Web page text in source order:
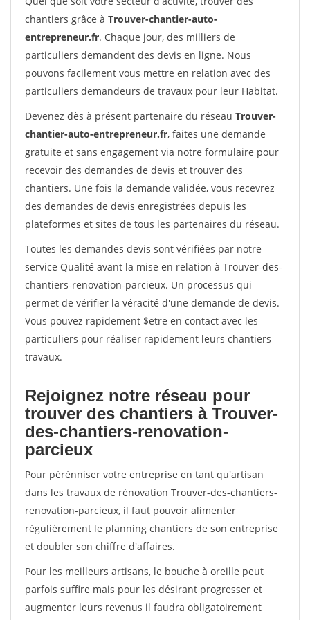
chantiers grâce à Trouver-chantier-auto-
entrepreneur.fr. Chaque jour, des milliers de
particuliers demandent des devis en ligne. Nous
pouvons facilement vous mettre en relation avec des
particuliers demandeurs de travaux pour leur Habitat.
Devenez dès à présent partenaire du réseau Trouver-
chantier-auto-entrepreneur.fr, faites une demande
gratuite et sans engagement via notre formulaire pour
recevoir des demandes de devis et trouver des
chantiers. Une fois la demande validée, vous recevrez
des demandes de devis enregistrées depuis les
plateformes et sites de tous les partenaires du réseau.
Toutes les demandes devis sont vérifiées par notre
service Qualité avant la mise en relation à Trouver-des-
chantiers-renovation-parcieux. Un processus qui
permet de vérifier la véracité d'une demande de devis.
Vous pouvez rapidement $etre en contact avec les
particuliers pour réaliser rapidement leurs chantiers
travaux.
Rejoignez notre réseau pour
trouver des chantiers à Trouver-
des-chantiers-renovation-
parcieux
Pour pérénniser votre entreprise en tant qu'artisan
dans les travaux de rénovation Trouver-des-chantiers-
renovation-parcieux, il faut pouvoir alimenter
régulièrement le planning chantiers de son entreprise
et doubler son chiffre d'affaires.
Pour les meilleurs artisans, le bouche à oreille peut
parfois suffire mais pour les désirant progresser et
augmenter leurs revenus il faudra obligatoirement